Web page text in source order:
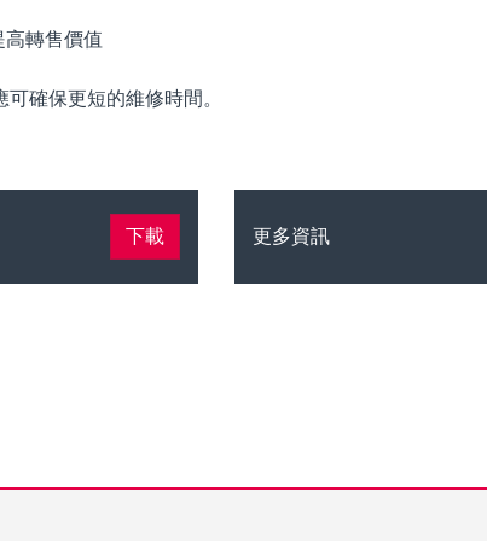
轉售價值
確保更短的維修時間。
下載 更多資訊